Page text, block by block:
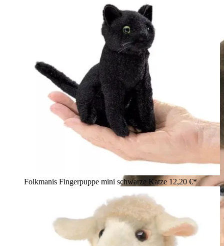
Folkmanis Fingerpuppe mini schwarze Katze 12,20 €*